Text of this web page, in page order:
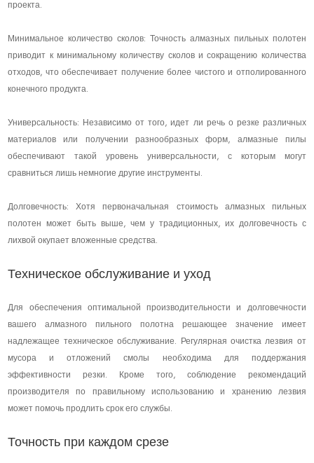
проекта.
Минимальное количество сколов: Точность алмазных пильных полотен
приводит к минимальному количеству сколов и сокращению количества
отходов, что обеспечивает получение более чистого и отполированного
конечного продукта.
Универсальность: Независимо от того, идет ли речь о резке различных
материалов или получении разнообразных форм, алмазные пилы
обеспечивают такой уровень универсальности, с которым могут
сравниться лишь немногие другие инструменты.
Долговечность: Хотя первоначальная стоимость алмазных пильных
полотен может быть выше, чем у традиционных, их долговечность с
лихвой окупает вложенные средства.
Техническое обслуживание и уход
Для обеспечения оптимальной производительности и долговечности
вашего алмазного пильного полотна решающее значение имеет
надлежащее техническое обслуживание. Регулярная очистка лезвия от
мусора и отложений смолы необходима для поддержания
эффективности резки. Кроме того, соблюдение рекомендаций
производителя по правильному использованию и хранению лезвия
может помочь продлить срок его службы.
Точность при каждом срезе